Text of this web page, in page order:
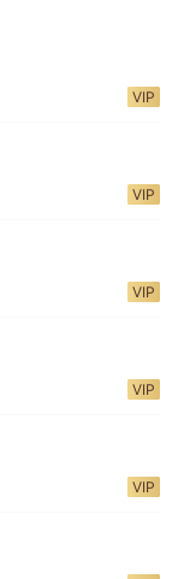
VIP
VIP
VIP
VIP
VIP